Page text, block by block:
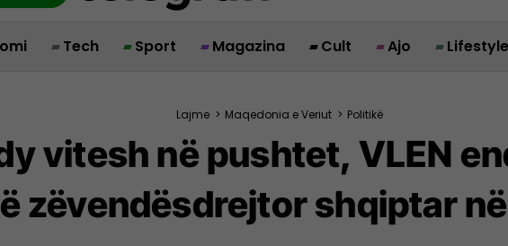
Tech Sport Magazina Cult Ajo Lifestyle
Lajme > Maqedonia e Veriut > Politikë
vitesh në pushtet, VLEN
zëvendësdrejtor shqiptar